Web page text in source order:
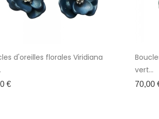
d'oreilles florales Viridiana
€
vert...
Prix
70,00